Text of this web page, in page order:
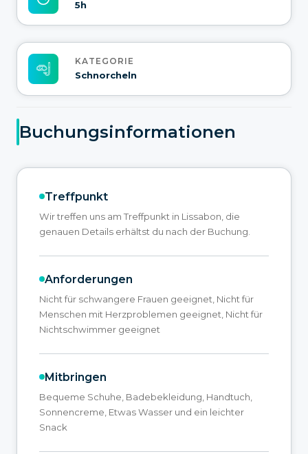
5h
KATEGORIE
Schnorcheln
Buchungsinformationen
Treffpunkt
Wir treffen uns am Treffpunkt in Lissabon, die
genauen Details erhältst du nach der Buchung.
Anforderungen
Nicht für schwangere Frauen geeignet, Nicht für
Menschen mit Herzproblemen geeignet, Nicht für
Nichtschwimmer geeignet
Mitbringen
Bequeme Schuhe, Badebekleidung, Handtuch,
Sonnencreme, Etwas Wasser und ein leichter
Snack